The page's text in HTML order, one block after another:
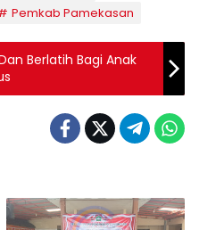
Pemkab Pamekasan
Berlatih Bagi Anak